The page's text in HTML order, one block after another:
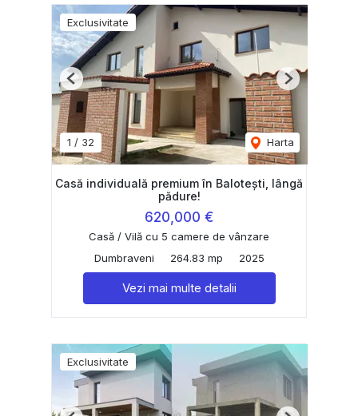
Exclusivitate
1 / 32 Harta
Previous Next
Casă individuală premium în Balotești, lângă
pădure!
620,000 €
Casă / Vilă cu 5 camere de vânzare
Dumbraveni
264.83 mp 2025
Vezi mai multe detalii
Exclusivitate